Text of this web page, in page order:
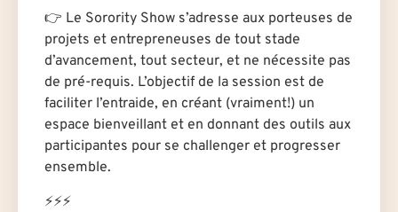
👉 Le Sorority Show s’adresse aux porteuses de
projets et entrepreneuses de tout stade
d’avancement, tout secteur, et ne nécessite pas
de pré-requis. L’objectif de la session est de
faciliter l’entraide, en créant (vraiment!) un
espace bienveillant et en donnant des outils aux
participantes pour se challenger et progresser
ensemble.
⚡️⚡️⚡️